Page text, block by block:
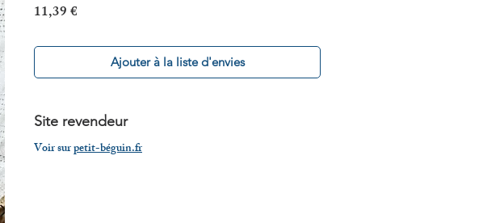
11,39 €
Ajouter à la liste d'envies
Site revendeur
Voir surpetit-béguin.fr